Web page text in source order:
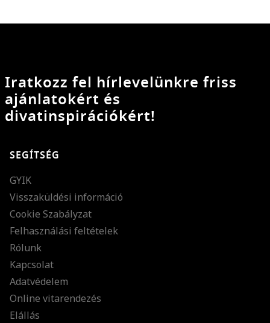
Iratkozz fel hírlevelünkre friss
ajánlatokért és
divatinspirációkért!
SEGÍTSÉG
GYIK
Visszaküldési információ
Cookie Szabályzat
Felhasználási feltételek
Rólunk
Kapcsolat
Adatvédelem
Online vitarendezés
Elállás